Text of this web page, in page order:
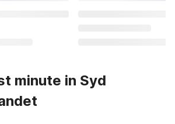
minute in Syd